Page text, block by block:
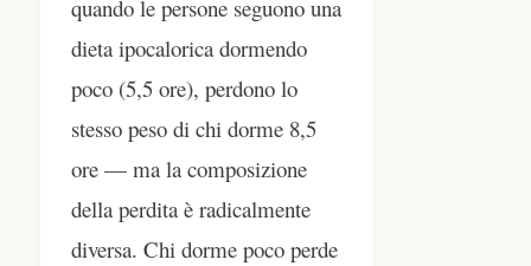
quando le persone seguono una
dieta ipocalorica dormendo
poco (5,5 ore), perdono lo
stesso peso di chi dorme 8,5
ore — ma la composizione
della perdita è radicalmente
diversa. Chi dorme poco perde